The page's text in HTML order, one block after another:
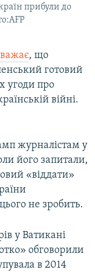
прибули до
, що
готовий
угоди про
війні.
журналістам у
його запитали,
«віддати»
не зробить.
у Ватикані
обговорили
в 2014